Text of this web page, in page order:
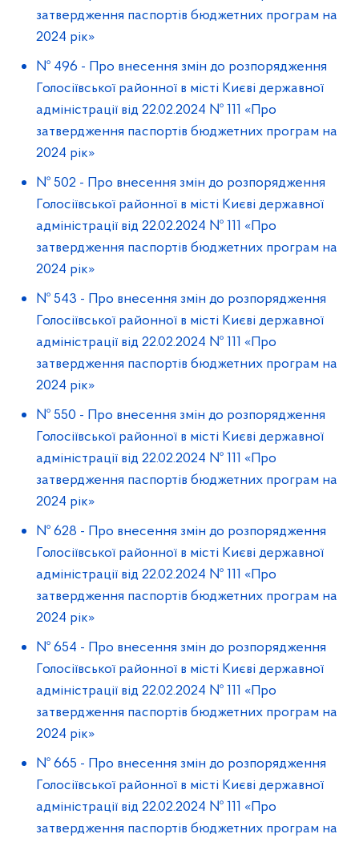
затвердження паспортів бюджетних програм на
2024 рік»
№ 496 - Про внесення змін до розпорядження
Голосіївської районної в місті Києві державної
адміністрації від 22.02.2024 № 111 «Про
затвердження паспортів бюджетних програм на
2024 рік»
№ 502 - Про внесення змін до розпорядження
Голосіївської районної в місті Києві державної
адміністрації від 22.02.2024 № 111 «Про
затвердження паспортів бюджетних програм на
2024 рік»
№ 543 - Про внесення змін до розпорядження
Голосіївської районної в місті Києві державної
адміністрації від 22.02.2024 № 111 «Про
затвердження паспортів бюджетних програм на
2024 рік»
№ 550 - Про внесення змін до розпорядження
Голосіївської районної в місті Києві державної
адміністрації від 22.02.2024 № 111 «Про
затвердження паспортів бюджетних програм на
2024 рік»
№ 628 - Про внесення змін до розпорядження
Голосіївської районної в місті Києві державної
адміністрації від 22.02.2024 № 111 «Про
затвердження паспортів бюджетних програм на
2024 рік»
№ 654 - Про внесення змін до розпорядження
Голосіївської районної в місті Києві державної
адміністрації від 22.02.2024 № 111 «Про
затвердження паспортів бюджетних програм на
2024 рік»
№ 665 - Про внесення змін до розпорядження
Голосіївської районної в місті Києві державної
адміністрації від 22.02.2024 № 111 «Про
затвердження паспортів бюджетних програм на